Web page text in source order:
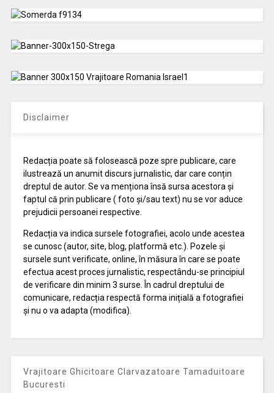
Disclaimer
Redacția poate să folosească poze spre publicare, care
ilustrează un anumit discurs jurnalistic, dar care conțin
dreptul de autor. Se va menționa însă sursa acestora și
faptul că prin publicare ( foto și/sau text) nu se vor aduce
prejudicii persoanei respective.
Redacția va indica sursele fotografiei, acolo unde acestea
se cunosc (autor, site, blog, platformă etc.). Pozele și
sursele sunt verificate, online, în măsura în care se poate
efectua acest proces jurnalistic, respectându-se principiul
de verificare din minim 3 surse. În cadrul dreptului de
comunicare, redacția respectă forma inițială a fotografiei
și nu o va adapta (modifica).
Vrajitoare Ghicitoare Clarvazatoare Tamaduitoare
Bucuresti